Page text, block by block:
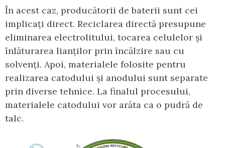
În acest caz, producătorii de baterii sunt cei
implicați direct. Reciclarea directă presupune
eliminarea electrolitului, tocarea celulelor și
înlăturarea lianților prin încălzire sau cu
solvenți. Apoi, materialele folosite pentru
realizarea catodului și anodului sunt separate
prin diverse tehnice. La finalul procesului,
materialele catodului vor arăta ca o pudră de
talc.